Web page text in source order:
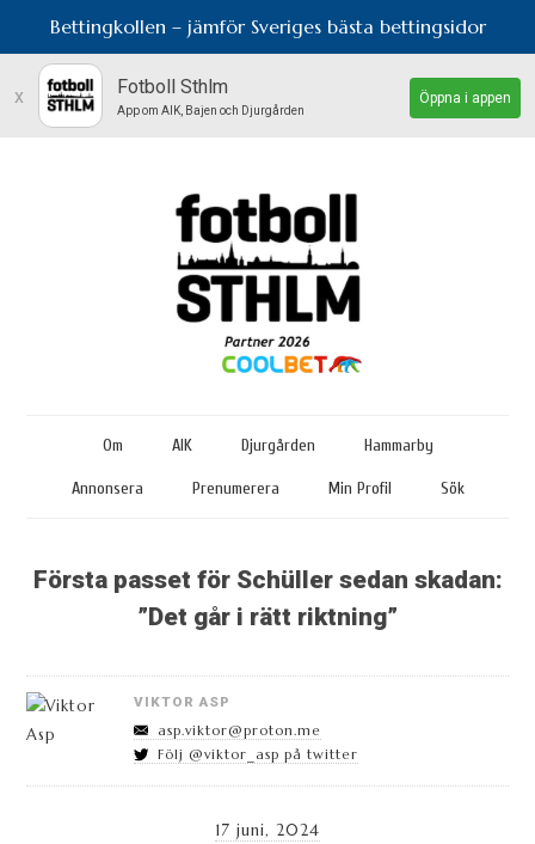
Bettingkollen – jämför Sveriges bästa bettingsidor
x Fotboll Sthlm
App om AIK, Bajen och Djurgården
Öppna i appen
Om AIK Djurgården Hammarby
Annonsera Prenumerera Min Profil Sök
Första passet för Schüller sedan skadan:
”Det går i rätt riktning”
VIKTOR ASP
asp.viktor@proton.me
Följ @viktor_asp på twitter
17 juni, 2024